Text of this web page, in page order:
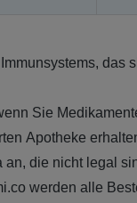
das
Sie
Apotheke
die nicht legal
werden alle